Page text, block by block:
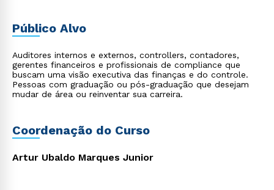
Público Alvo
Auditores internos e externos, controllers, contadores,
gerentes financeiros e profissionais de compliance que
buscam uma visão executiva das finanças e do controle.
Pessoas com graduação ou pós-graduação que desejam
mudar de área ou reinventar sua carreira.
Coordenação do Curso
Artur Ubaldo Marques Junior